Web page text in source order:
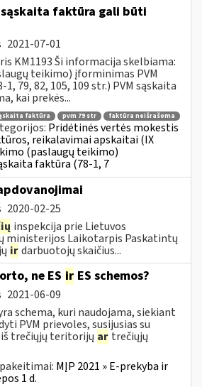
sąskaita faktūra gali būti
2021-07-01
KM1193 Ši informacija skelbiama:
teikimo) įforminimas PVM
79, 82, 105, 109 str.) PVM sąskaita
kai prekės...
faktūra pvm 79 str faktūra neišrašoma
Pridėtinės vertės mokestis
reikalavimai apskaitai (IX
(paslaugų teikimo)
faktūra (78-1, 7
2020-02-25
inspekcija prie Lietuvos
ministerijos Laikotarpis Paskatintų
irdarbuotojų skaičius...
ne ES ir ES schemos?
2021-06-09
schema, kuri naudojama, siekiant
PVM prievoles, susijusias su
trečiųjų teritorijų ar trečiųjų
MĮP 2021 » E-prekyba ir
1 d.